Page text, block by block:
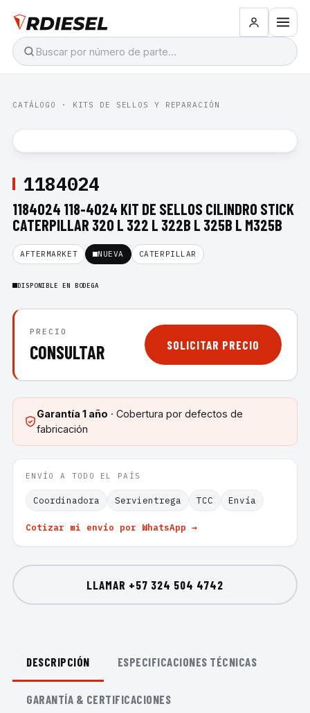
CATÁLOGO · KITS DE SELLOS Y REPARACIÓN
1184024
1184024 118-4024 KIT DE SELLOS CILINDRO STICK
CATERPILLAR 320 L 322 L 322B L 325B L M325B
AFTERMARKET NUEVA CATERPILLAR
DISPONIBLE EN BODEGA
PRECIO
CONSULTAR SOLICITAR PRECIO
Garantía 1 año · Cobertura por defectos de
fabricación
ENVÍO A TODO EL PAÍS
Coordinadora Servientrega TCC Envía
Cotizar mi envío por WhatsApp →
LLAMAR +57 324 504 4742
DESCRIPCIÓN ESPECIFICACIONES TÉCNICAS
GARANTÍA & CERTIFICACIONES